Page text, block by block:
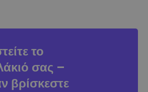
το
σας –
βρίσκεστε